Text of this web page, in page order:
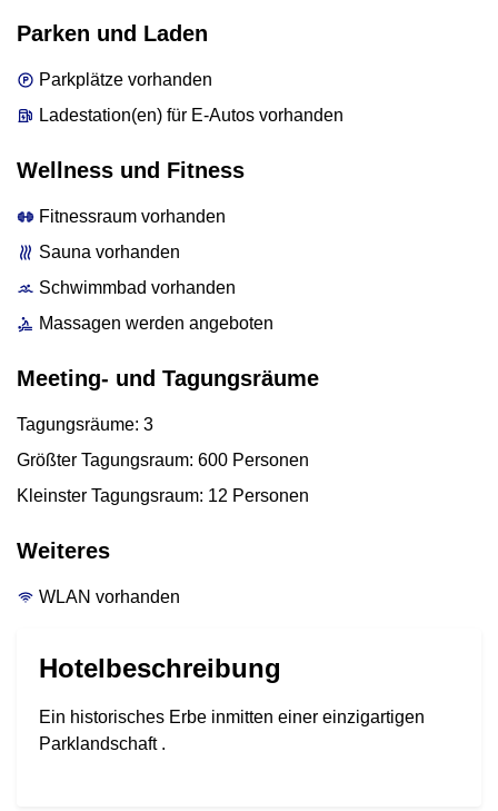
Parken und Laden
Parkplätze vorhanden
Ladestation(en) für E-Autos vorhanden
Wellness und Fitness
Fitnessraum vorhanden
Sauna vorhanden
Schwimmbad vorhanden
Massagen werden angeboten
Meeting- und Tagungsräume
Tagungsräume: 3
Größter Tagungsraum: 600 Personen
Kleinster Tagungsraum: 12 Personen
Weiteres
WLAN vorhanden
Hotelbeschreibung
Ein historisches Erbe inmitten einer einzigartigen
Parklandschaft .